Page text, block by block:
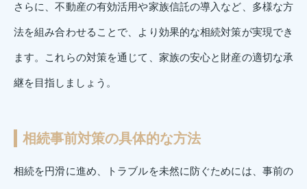
さらに、不動産の有効活用や家族信託の導入など、多様な方
法を組み合わせることで、より効果的な相続対策が実現でき
ます。これらの対策を通じて、家族の安心と財産の適切な承
継を目指しましょう。
相続事前対策の具体的な方法
相続を円滑に進め、トラブルを未然に防ぐためには、事前の